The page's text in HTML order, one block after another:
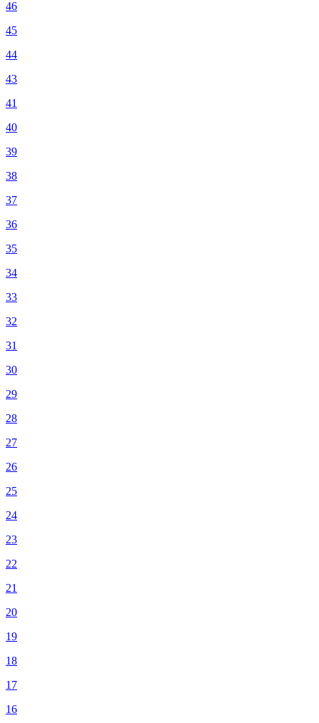
46
45
44
43
41
40
39
38
37
36
35
34
33
32
31
30
29
28
27
26
25
24
23
22
21
20
19
18
17
16